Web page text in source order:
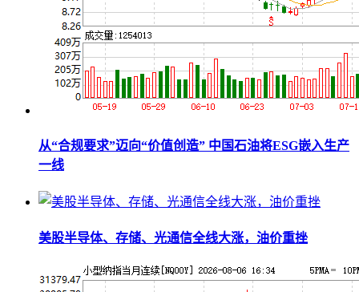
从“合规要求”迈向“价值创造” 中国石油将ESG嵌入生产
一线
美股半导体、存储、光通信全线大涨，油价重挫